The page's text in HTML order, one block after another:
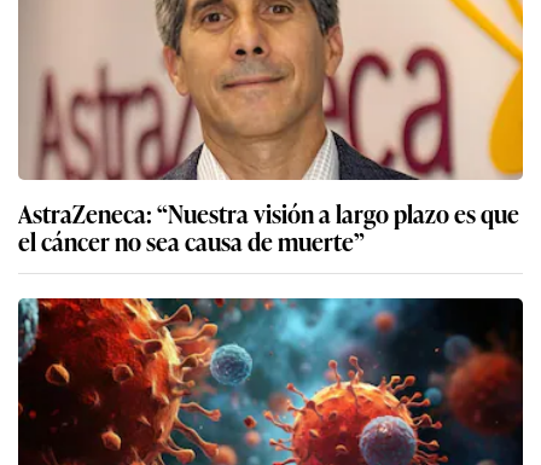
AstraZeneca: “Nuestra visión a largo plazo es que
el cáncer no sea causa de muerte”